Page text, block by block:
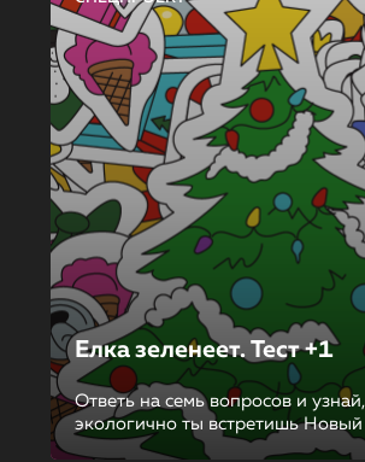
Елка зеленеет. Тест +1
Ответь на семь вопросов и
экологично ты встретишь Новый